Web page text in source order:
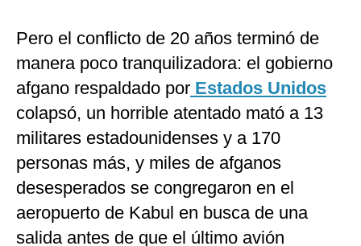
Pero el conflicto de 20 años terminó de
manera poco tranquilizadora: el gobierno
afgano respaldado por Estados Unidos
colapsó, un horrible atentado mató a 13
militares estadounidenses y a 170
personas más, y miles de afganos
desesperados se congregaron en el
aeropuerto de Kabul en busca de una
salida antes de que el último avión